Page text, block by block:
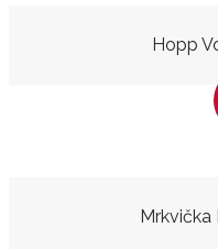
Hopp
Mrkvička